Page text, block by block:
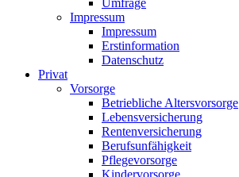
Umfrage
Impressum
Impressum
Erstinformation
Datenschutz
Privat
Vorsorge
Betriebliche Altersvorsorge
Lebensversicherung
Rentenversicherung
Berufsunfähigkeit
Pflegevorsorge
Kindervorsorge